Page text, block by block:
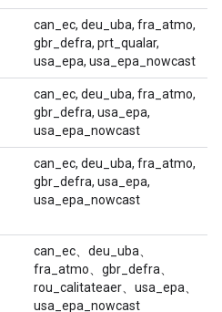
can_ec, deu_uba, fra_atmo,
gbr_defra, prt_qualar,
usa_epa, usa_epa_nowcast
can_ec, deu_uba, fra_atmo,
gbr_defra, usa_epa,
usa_epa_nowcast
can_ec, deu_uba, fra_atmo,
gbr_defra, usa_epa,
usa_epa_nowcast
can_ec、deu_uba、
fra_atmo、gbr_defra、
rou_calitateaer、usa_epa、
usa_epa_nowcast